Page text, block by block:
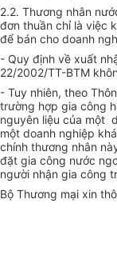
2.2. Thương nhân
đơn thuần chỉ là việc
để bán cho doanh
- Quy định về xuất
22/2002/TT-BTM
- Tuy nhiên, theo
trường hợp gia công
nguyên liệu của một
một doanh nghiệp
chính thương nhân
đặt gia công nước
người nhận gia công
Bộ Thương mại xin